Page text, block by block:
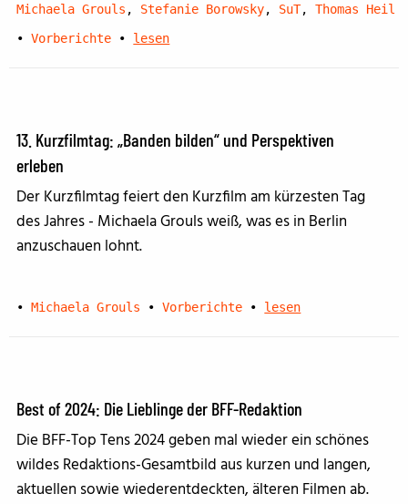
Michaela Grouls , Stefanie Borowsky, SuT,Thomas Heil
• Vorberichte • lesen
13. Kurzfilmtag: „Banden bilden“ und Perspektiven
erleben
Der Kurzfilmtag feiert den Kurzfilm am kürzesten Tag
des Jahres - Michaela Grouls weiß, was es in Berlin
anzuschauen lohnt.
• Michaela Grouls • Vorberichte • lesen
Best of 2024: Die Lieblinge der BFF-Redaktion
Die BFF-Top Tens 2024 geben mal wieder ein schönes
wildes Redaktions-Gesamtbild aus kurzen und langen,
aktuellen sowie wiederentdeckten, älteren Filmen ab.